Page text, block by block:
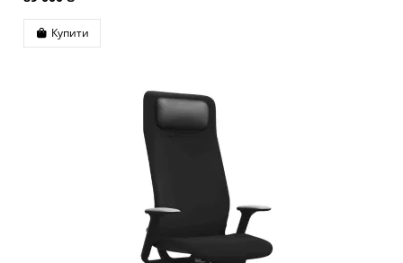
Купити